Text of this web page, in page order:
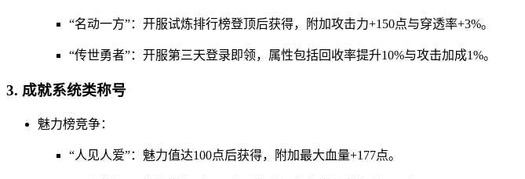
“名动一方”：开服试炼排行榜登顶后获得，附加攻击力+150点与穿透率+3%。
“传世勇者”：开服第三天登录即领，属性包括回收率提升10%与攻击加成1%。
3. 成就系统类称号
魅力榜竞争：
“人见人爱”：魅力值达100点后获得，附加最大血量+177点。